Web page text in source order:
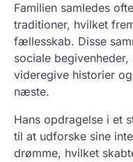
Familien samledes
traditioner, hvilket
fællesskab. Disse
sociale
videregive historier
næste.
Hans opdragelse i et
til at udforske sine
drømme, hvilket